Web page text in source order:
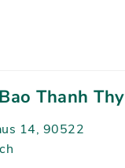
Thanh Thy
14, 90522